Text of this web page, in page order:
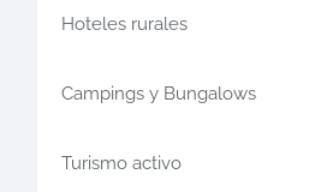
Hoteles rurales
Campings y Bungalows
Turismo activo